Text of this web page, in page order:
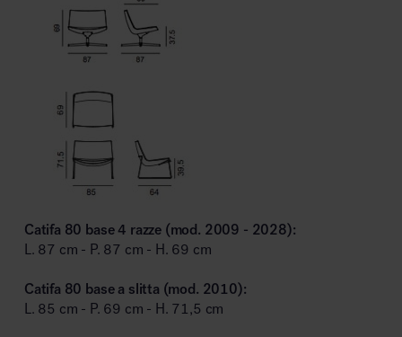
Catifa 80 base 4 razze (mod. 2009 - 2028):
L. 87 cm - P. 87 cm - H. 69 cm
Catifa 80 base a slitta (mod. 2010):
L. 85 cm - P. 69 cm - H. 71,5 cm